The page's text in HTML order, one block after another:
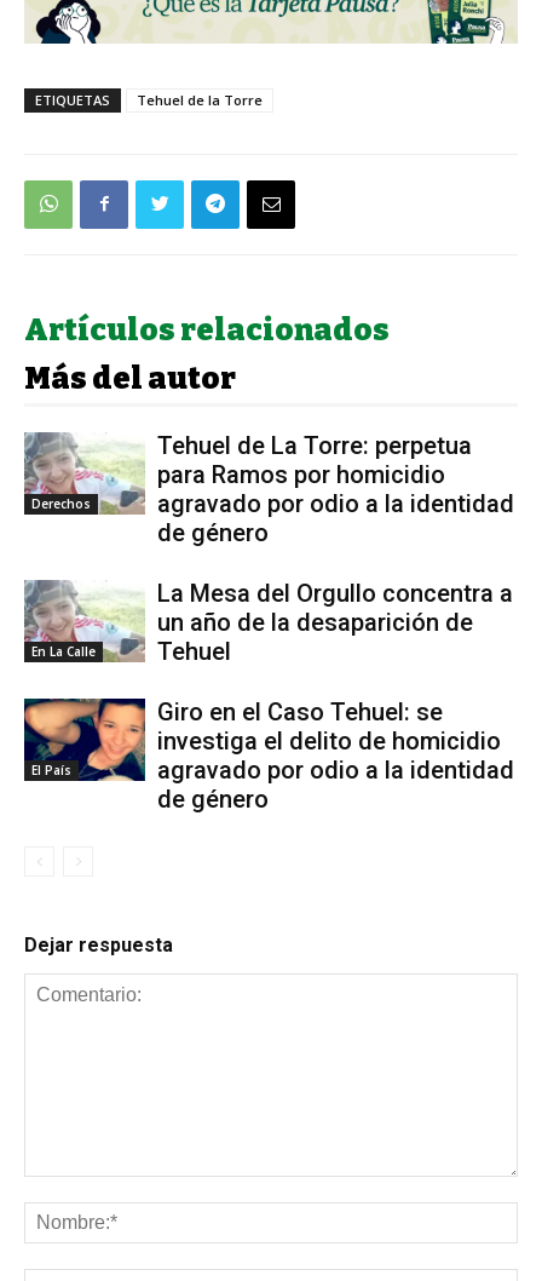
ETIQUETAS Tehuel de la Torre
Artículos relacionados
Más del autor
Derechos
Tehuel de La Torre: perpetua
para Ramos por homicidio
agravado por odio a la identidad
de género
En La Calle
La Mesa del Orgullo concentra a
un año de la desaparición de
Tehuel
El País
Giro en el Caso Tehuel: se
investiga el delito de homicidio
agravado por odio a la identidad
de género
Dejar respuesta